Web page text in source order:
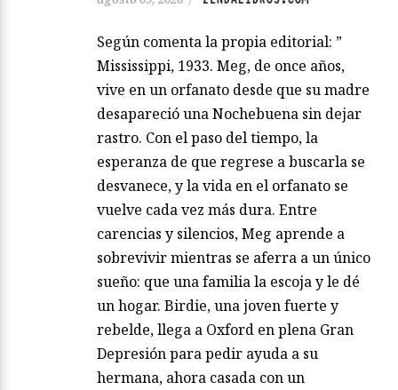
Según comenta la propia editorial: ”
Mississippi, 1933. Meg, de once años,
vive en un orfanato desde que su madre
desapareció una Nochebuena sin dejar
rastro. Con el paso del tiempo, la
esperanza de que regrese a buscarla se
desvanece, y la vida en el orfanato se
vuelve cada vez más dura. Entre
carencias y silencios, Meg aprende a
sobrevivir mientras se aferra a un único
sueño: que una familia la escoja y le dé
un hogar. Birdie, una joven fuerte y
rebelde, llega a Oxford en plena Gran
Depresión para pedir ayuda a su
hermana, ahora casada con un